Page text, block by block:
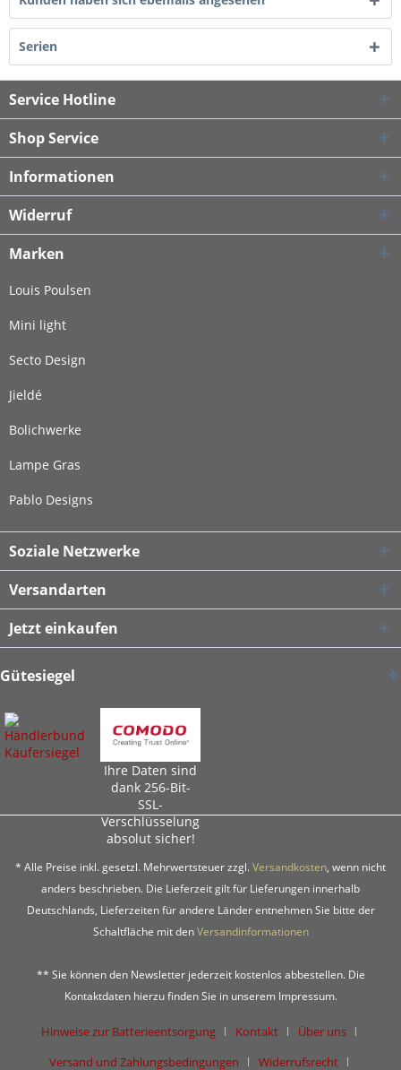
Serien
Service Hotline
Shop Service
Informationen
Widerruf
Marken
Louis Poulsen
Mini light
Secto Design
Jieldé
Bolichwerke
Lampe Gras
Pablo Designs
Soziale Netzwerke
Versandarten
Jetzt einkaufen
Gütesiegel
Ihre Daten sind
dank 256-Bit-
SSL-
Verschlüsselung
absolut sicher!
* Alle Preise inkl. gesetzl. Mehrwertsteuer zzgl.Versandkosten, wenn nicht
anders beschrieben. Die Lieferzeit gilt für Lieferungen innerhalb
Deutschlands, Lieferzeiten für andere Länder entnehmen Sie bitte der
Schaltfläche mit denVersandinformationen
** Sie können den Newsletter jederzeit kostenlos abbestellen. Die
Kontaktdaten hierzu finden Sie in unserem Impressum.
Hinweise zur Batterieentsorgung Kontakt
Über uns
Versand und Zahlungsbedingungen
Widerrufsrecht